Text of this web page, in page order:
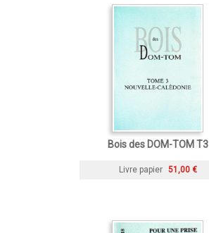
Bois des DOM-TOM T3
Livre papier 51,00 €